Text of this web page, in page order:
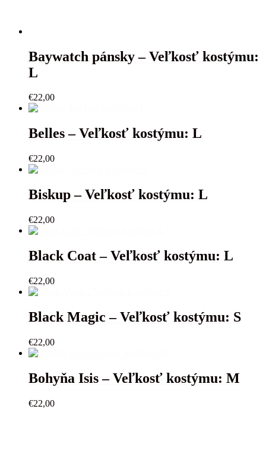
Baywatch pánsky – Veľkosť kostýmu:
L
€22,00
Belles – Veľkosť kostýmu: L
€22,00
Biskup – Veľkosť kostýmu: L
€22,00
Black Coat – Veľkosť kostýmu: L
€22,00
Black Magic – Veľkosť kostýmu: S
€22,00
Bohyňa Isis – Veľkosť kostýmu: M
€22,00